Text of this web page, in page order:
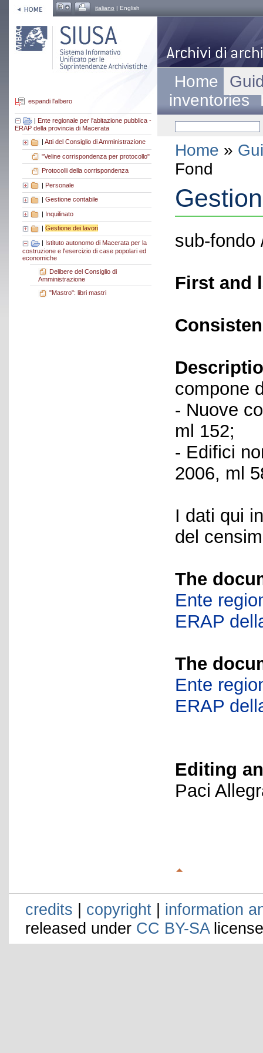
italiano | English
espandi l'albero
| Ente regionale per l'abitazione pubblica -
ERAP della provincia di Macerata
| Atti del Consiglio di Amministrazione
"Veline corrispondenza per protocollo"
Protocolli della corrispondenza
| Personale
Gestione contabile
| Inquilinato
Gestione dei lavori
| Istituto autonomo di Macerata per la
costruzione e l'esercizio di case popolari ed
economiche
Delibere del Consiglio di
Amministrazione
"Mastro": libri mastri
Home
inventories
Home »
Fond
sub-fondo
First and
compone
- Nuove
ml 152;
- Edifici
2006, ml
I dati qui
del
The
Ente
ERAP
The
Ente
ERAP
Editing
Paci
credits | copyright | information
released under CC BY-SA